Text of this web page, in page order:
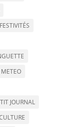
FESTIVITÉS
METEO
JOURNAL